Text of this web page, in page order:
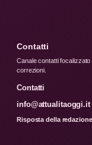
Contatti
Canale contatti
correzioni.
Contatti
info@attualitaoggi.it
Risposta della